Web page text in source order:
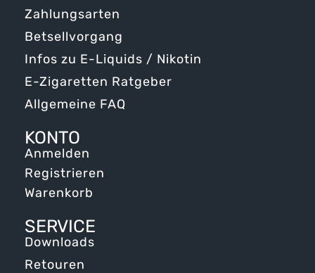
Zahlungsarten
Betsellvorgang
Infos zu E-Liquids / Nikotin
E-Zigaretten Ratgeber
Allgemeine FAQ
KONTO
Anmelden
Registrieren
Warenkorb
SERVICE
Downloads
Retouren